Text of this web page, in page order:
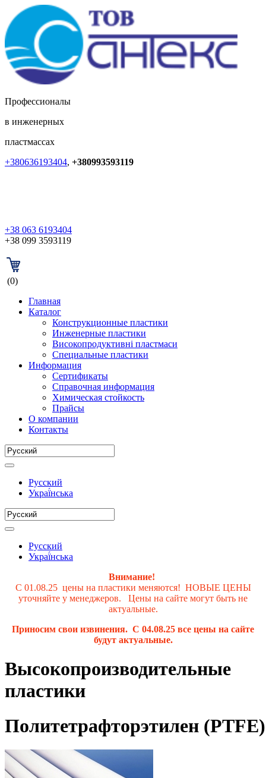
Профессионалы
в инженерных
пластмассах
+380636193404, +380993593119
+38 063 6193404
+38 099 3593119
(0)
Главная
Каталог
Конструкционные пластики
Инженерные пластики
Високопродуктивні пластмаси
Специальные пластики
Информация
Сертификаты
Справочная информация
Химическая стойкость
Прайсы
О компании
Контакты
Русский
Украї́нська
Русский
Украї́нська
Внимание!
С 01.08.25 цены на пластики меняются! НОВЫЕ ЦЕНЫ
уточняйте у менеджеров. Цены на сайте могут быть не
актуальные.
Приносим свои извинения. С 04.08.25 все цены на сайте
будут актуальные.
Высокопроизводительные
пластики
Политетрафторэтилен (PTFE)